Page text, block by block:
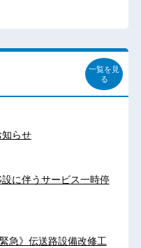
一覧を見
る
らせ
に伴うサービス一時停
急》伝送路設備改修工